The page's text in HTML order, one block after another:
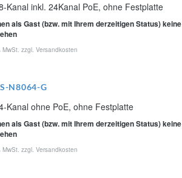
Kanal inkl. 24Kanal PoE, ohne Festplatte
als Gast (bzw. mit Ihrem derzeitigen Status) keine
MwSt. zzgl.Versandkosten
N8064-G
Kanal ohne PoE, ohne Festplatte
als Gast (bzw. mit Ihrem derzeitigen Status) keine
MwSt. zzgl.Versandkosten